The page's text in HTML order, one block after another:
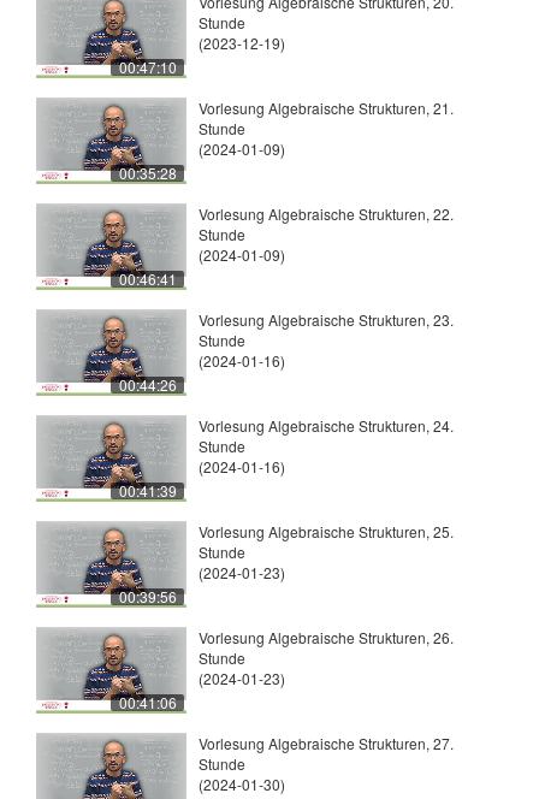
00:47:10
Stunde
(2023-12-19)
00:35:28
Vorlesung Algebraische Strukturen, 21.
Stunde
(2024-01-09)
00:46:41
Vorlesung Algebraische Strukturen, 22.
Stunde
(2024-01-09)
00:44:26
Vorlesung Algebraische Strukturen, 23.
Stunde
(2024-01-16)
00:41:39
Vorlesung Algebraische Strukturen, 24.
Stunde
(2024-01-16)
00:39:56
Vorlesung Algebraische Strukturen, 25.
Stunde
(2024-01-23)
00:41:06
Vorlesung Algebraische Strukturen, 26.
Stunde
(2024-01-23)
Vorlesung Algebraische Strukturen, 27.
Stunde
(2024-01-30)